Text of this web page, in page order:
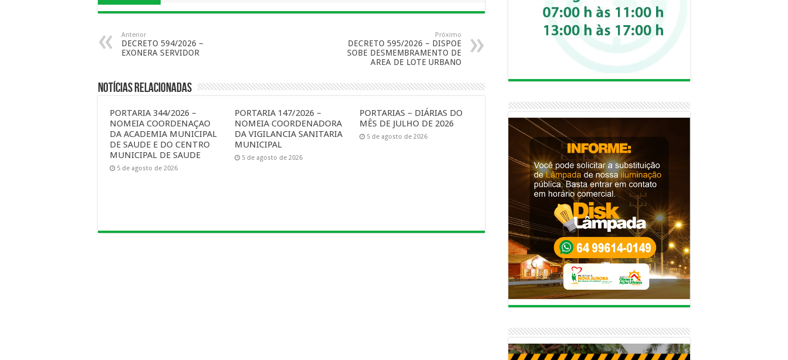
Anterior
DECRETO 594/2026 –
EXONERA SERVIDOR
Próximo
DECRETO 595/2026 – DISPOE
SOBE DESMEMBRAMENTO DE
AREA DE LOTE URBANO
Notícias Relacionadas
PORTARIA 344/2026 –
NOMEIA COORDENAÇAO
DA ACADEMIA MUNICIPAL
DE SAUDE E DO CENTRO
MUNICIPAL DE SAUDE
5 de agosto de 2026
PORTARIA 147/2026 –
NOMEIA COORDENADORA
DA VIGILANCIA SANITARIA
MUNICIPAL
5 de agosto de 2026
PORTARIAS – DIÁRIAS DO
MÊS DE JULHO DE 2026
5 de agosto de 2026